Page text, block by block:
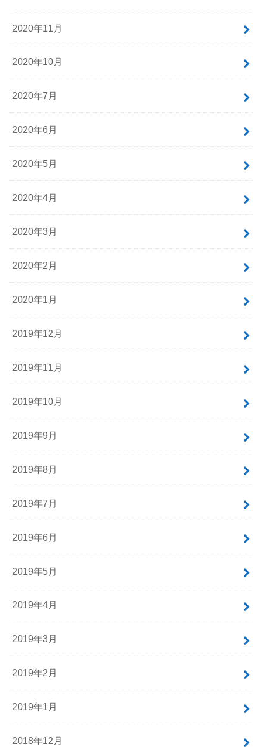
2020年11月
2020年10月
2020年7月
2020年6月
2020年5月
2020年4月
2020年3月
2020年2月
2020年1月
2019年12月
2019年11月
2019年10月
2019年9月
2019年8月
2019年7月
2019年6月
2019年5月
2019年4月
2019年3月
2019年2月
2019年1月
2018年12月